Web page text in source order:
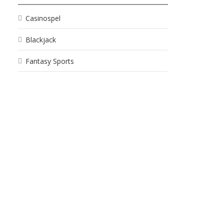
Casinospel
Blackjack
Fantasy Sports